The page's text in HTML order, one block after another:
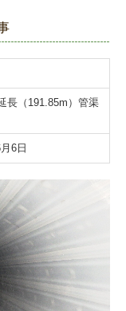
（191.85m）管渠
6日